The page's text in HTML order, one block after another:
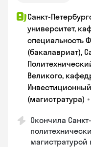
Санкт-
университет,
специальность
(бакалавриат),
Великого,
(магистратура) •
Окончила